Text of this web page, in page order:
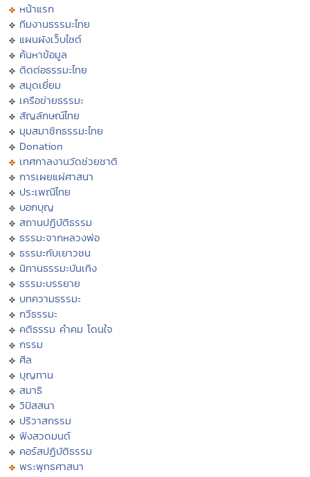
หน้าแรก
ทีมงานธรรมะไทย
แผนผังเว็บไซต์
ค้นหาข้อมูล
ติดต่อธรรมะไทย
สมุดเยี่ยม
เครือข่ายธรรมะ
สัญลักษณ์ไทย
มุมสมาชิกธรรมะไทย
Donation
เทศกาลงานวัดช่วยชาติ
การเผยแผ่ศาสนา
ประเพณีไทย
บอกบุญ
สถานปฏิบัติธรรม
ธรรมะจากหลวงพ่อ
ธรรมะกับเยาวชน
นิทานธรรมะบันเทิง
ธรรมะบรรยาย
บทความธรรมะ
กวีธรรมะ
คติธรรม คำคม โดนใจ
กรรม
ศีล
บุญทาน
สมาธิ
วิปัสสนา
ปริวาสกรรม
ฟังสวดมนต์
คอร์สปฏิบัติธรรม
พระพุทธศาสนา